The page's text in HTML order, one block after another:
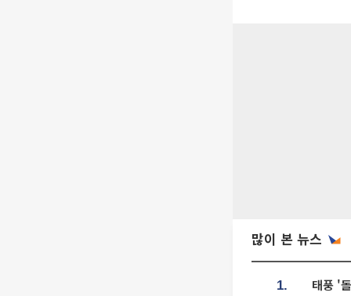
많이 본 뉴스
1. 태풍 '